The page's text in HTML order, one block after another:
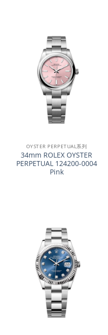
OYSTER PERPETUAL系列
34mm ROLEX OYSTER
PERPETUAL 124200-0004
Pink